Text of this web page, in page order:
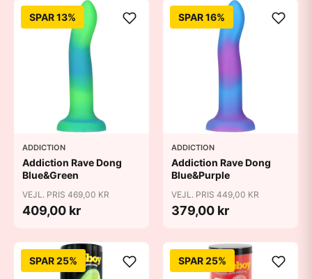
SPAR 13%
ADDICTION
Addiction Rave Dong
Blue&Green
VEJL. PRIS 469,00 KR
409,00 kr
SPAR 16%
ADDICTION
Addiction Rave Dong
Blue&Purple
VEJL. PRIS 449,00 KR
379,00 kr
SPAR 25% SPAR 25%